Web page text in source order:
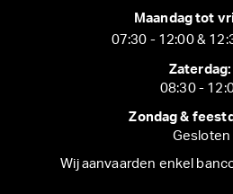
Maandag tot
07:30 - 12:00 &
Zaterdag:
08:30 -
Zondag &
Gesloten
Wij aanvaarden enkel